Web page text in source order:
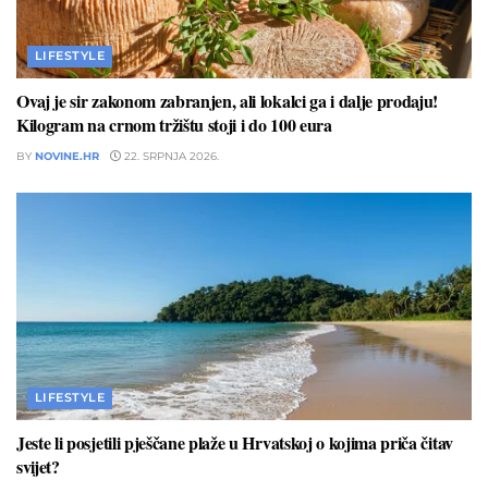
LIFESTYLE
Ovaj je sir zakonom zabranjen, ali lokalci ga i dalje prodaju!
Kilogram na crnom tržištu stoji i do 100 eura
BY NOVINE.HR 22. SRPNJA 2026.
LIFESTYLE
Jeste li posjetili pješčane plaže u Hrvatskoj o kojima priča čitav
svijet?